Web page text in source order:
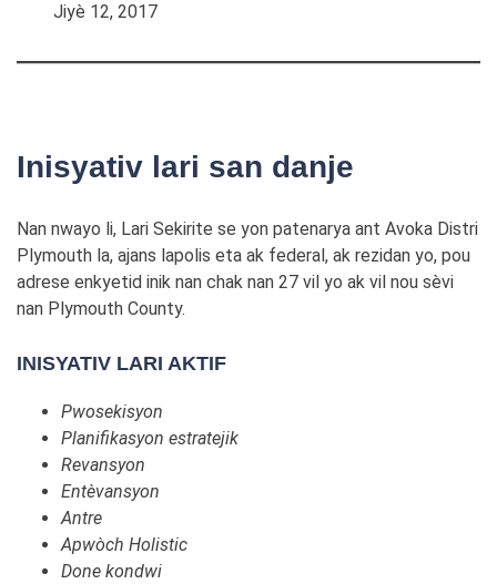
Jiyè 12, 2017
Inisyativ lari san danje
Nan nwayo li, Lari Sekirite se yon patenarya ant Avoka Distri
Plymouth la, ajans lapolis eta ak federal, ak rezidan yo, pou
adrese enkyetid inik nan chak nan 27 vil yo ak vil nou sèvi
nan Plymouth County.
INISYATIV LARI AKTIF
Pwosekisyon
Planifikasyon estratejik
Revansyon
Entèvansyon
Antre
Apwòch Holistic
Done kondwi